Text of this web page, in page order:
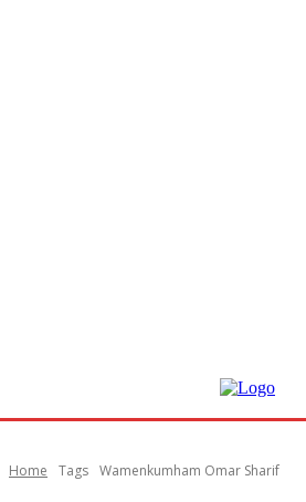
Home Tags Wamenkumham Omar Sharif